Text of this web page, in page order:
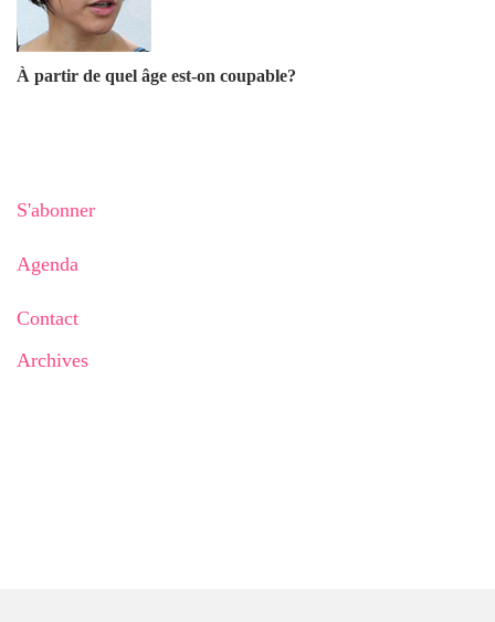
À partir de quel âge est-on coupable?
S'abonner
Agenda
Contact
Archives